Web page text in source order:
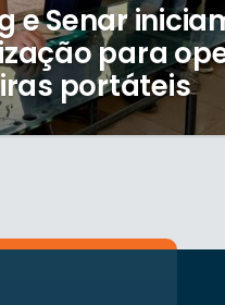
e Senar
para
portáteis